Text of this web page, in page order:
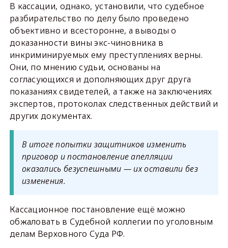
В кассации, однако, установили, что судебное
разбирательство по делу было проведено
объективно и всесторонне, а выводы о
доказанности вины экс-чиновника в
инкриминируемых ему преступлениях верны.
Они, по мнению судьи, основаны на
согласующихся и дополняющих друг друга
показаниях свидетелей, а также на заключениях
экспертов, протоколах следственных действий и
других документах.
В итоге попытки защитников изменить
приговор и постановление апелляции
оказались безуспешными — их оставили без
изменения.
Кассационное постановление ещё можно
обжаловать в Судебной коллегии по уголовным
делам Верховного Суда РФ.